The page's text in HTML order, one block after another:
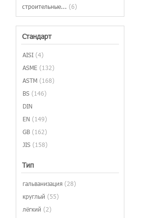
строительные... (6)
Стандарт
AISI (4)
ASME (132)
ASTM (168)
BS (146)
DIN
EN (149)
GB (162)
JIS (158)
Тип
гальванизация (28)
круглый (55)
лёгкий (2)